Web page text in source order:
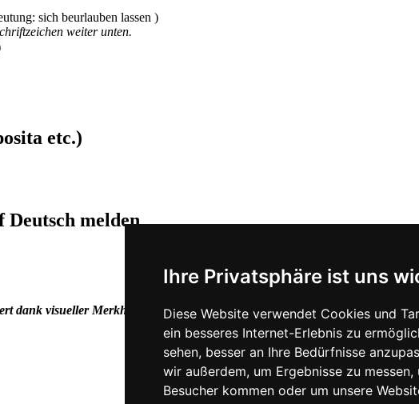
Ihre Privatsphäre ist uns
Diese Website verwendet Cookies und
ein besseres Internet-Erlebnis zu
sehen, besser an Ihre Bedürfnisse
wir außerdem, um Ergebnisse zu
Besucher kommen oder um unsere
weiter unten.
etc.)
Deutsch melden
dank visueller Merkhilfen gar nicht mal so viel länger.